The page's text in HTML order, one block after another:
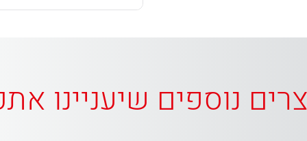
נוספים שיעניינו